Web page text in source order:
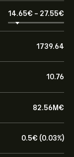
14.65‎€‎ - 27.55‎€‎
1739.64
10.76
82.56M‎€‎
0.5‎€‎ (0.03%)